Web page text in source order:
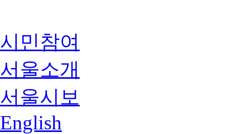
시민참여
서울소개
서울시보
English